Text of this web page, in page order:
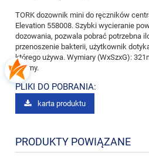
TORK dozownik mini do ręczników
Elevation 558008. Szybki wycieranie
dozowania, pozwala pobrać potrzebna
przenoszenie bakterii, użytkownik
którego używa. Wymiary (WxSzxG):
Czarny.
PLIKI DO POBRANIA:
karta produktu
PRODUKTY POWIĄZANE